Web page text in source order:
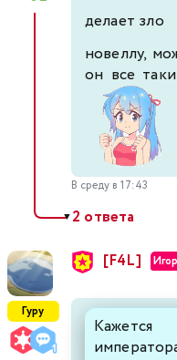
делает зло
новеллу,
он все
В среду в 17:43
▼2 ответа
Гуру
[F4L]